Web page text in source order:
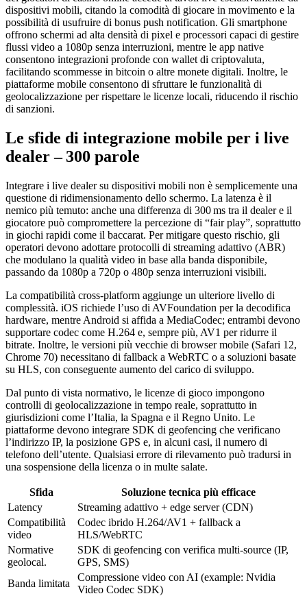
dispositivi mobili, citando la comodità di giocare in movimento e la
possibilità di usufruire di bonus push notification. Gli smartphone
offrono schermi ad alta densità di pixel e processori capaci di gestire
flussi video a 1080p senza interruzioni, mentre le app native
consentono integrazioni profonde con wallet di criptovaluta,
facilitando scommesse in bitcoin o altre monete digitali. Inoltre, le
piattaforme mobile consentono di sfruttare le funzionalità di
geolocalizzazione per rispettare le licenze locali, riducendo il rischio
di sanzioni.
Le sfide di integrazione mobile per i live
dealer – 300 parole
Integrare i live dealer su dispositivi mobili non è semplicemente una
questione di ridimensionamento dello schermo. La latenza è il
nemico più temuto: anche una differenza di 300 ms tra il dealer e il
giocatore può compromettere la percezione di “fair play”, soprattutto
in giochi rapidi come il baccarat. Per mitigare questo rischio, gli
operatori devono adottare protocolli di streaming adattivo (ABR)
che modulano la qualità video in base alla banda disponibile,
passando da 1080p a 720p o 480p senza interruzioni visibili.
La compatibilità cross‑platform aggiunge un ulteriore livello di
complessità. iOS richiede l’uso di AVFoundation per la decodifica
hardware, mentre Android si affida a MediaCodec; entrambi devono
supportare codec come H.264 e, sempre più, AV1 per ridurre il
bitrate. Inoltre, le versioni più vecchie di browser mobile (Safari 12,
Chrome 70) necessitano di fallback a WebRTC o a soluzioni basate
su HLS, con conseguente aumento del carico di sviluppo.
Dal punto di vista normativo, le licenze di gioco impongono
controlli di geolocalizzazione in tempo reale, soprattutto in
giurisdizioni come l’Italia, la Spagna e il Regno Unito. Le
piattaforme devono integrare SDK di geofencing che verificano
l’indirizzo IP, la posizione GPS e, in alcuni casi, il numero di
telefono dell’utente. Qualsiasi errore di rilevamento può tradursi in
una sospensione della licenza o in multe salate.
Sfida
Soluzione tecnica più efficace
Latency
Streaming adattivo + edge server (CDN)
Compatibilità
video
Codec ibrido H.264/AV1 + fallback a
HLS/WebRTC
Normative
geolocal.
SDK di geofencing con verifica multi‑source (IP,
GPS, SMS)
Banda limitata
Compressione video con AI (example: Nvidia
Video Codec SDK)